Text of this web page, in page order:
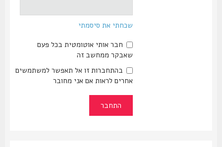
שכחתי את סיסמתי
חבר אותי אוטומטית בכל פעם
שאבקר ממחשב זה
בהתחברות זו אל תאפשר למשתמשים
אחרים לראות אם אני מחובר